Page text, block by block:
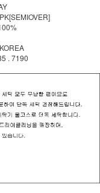
. 7190